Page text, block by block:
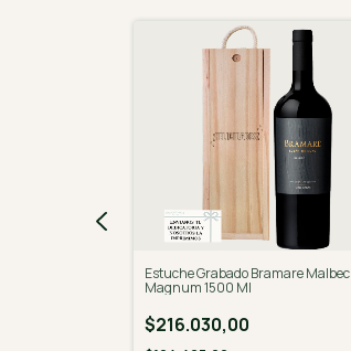
Estuche Grabado Bramare Malbec
Magnum 1500 Ml
$216.030,00